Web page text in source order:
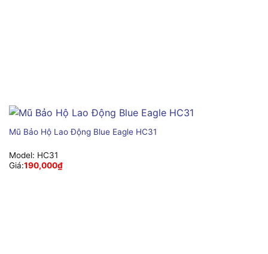
Mũ Bảo Hộ Lao Động Blue Eagle HC31
Model: HC31
Giá:190,000₫